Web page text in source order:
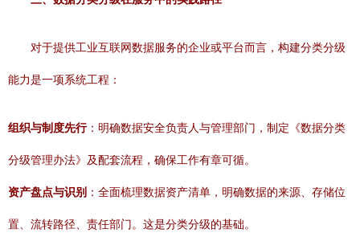
对于提供工业互联网数据服务的企业或平台而言，构建分类分级
能力是一项系统工程：
组织与制度先行：明确数据安全负责人与管理部门，制定《数据分类
分级管理办法》及配套流程，确保工作有章可循。
资产盘点与识别 ：全面梳理数据资产清单，明确数据的来源、存储位
置、流转路径、责任部门。这是分类分级的基础。